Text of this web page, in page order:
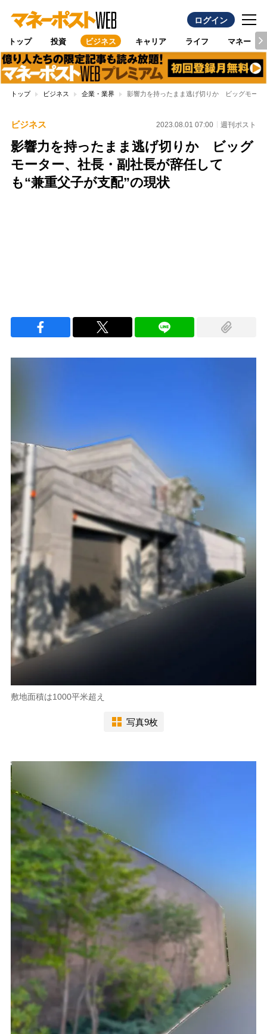
ログイン
トップ 投資 ビジネス キャリア ライフ マネー
トップ ビジネス 企業・業界 影響力を持ったまま逃げ切りか ビッグモータ
ビジネス 2023.08.01 07:00 週刊ポスト
影響力を持ったまま逃げ切りか ビッグ
モーター、社長・副社長が辞任して
も“兼重父子が支配”の現状
敷地面積は1000平米超え
写真9枚